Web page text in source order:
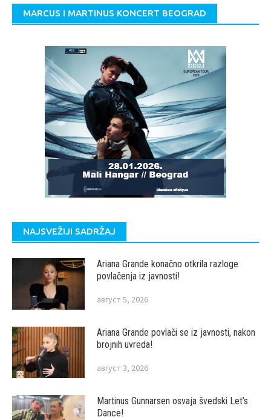
MARCUS I MARTINUS KONCERT BEOGRAD
NAJSVEŽIJI SADRŽAJ
Ariana Grande konačno otkrila razloge
povlačenja iz javnosti!
август 5, 2026
Ariana Grande povlači se iz javnosti, nakon
brojnih uvreda!
август 3, 2026
Martinus Gunnarsen osvaja švedski Let’s
Dance!